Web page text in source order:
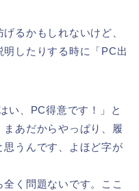
るかもしれないけど、
したりする時に「PC出
い、PC得意です！」と
あだからやっぱり、履
うんです、よほど字が
く問題ないです。ここ